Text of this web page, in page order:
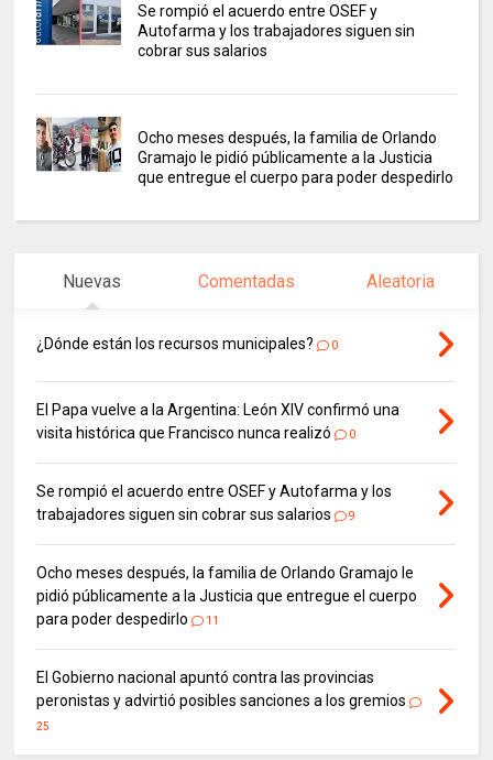
Se rompió el acuerdo entre OSEF y
Autofarma y los trabajadores siguen sin
cobrar sus salarios
Ocho meses después, la familia de Orlando
Gramajo le pidió públicamente a la Justicia
que entregue el cuerpo para poder despedirlo
Nuevas Comentadas Aleatoria
¿Dónde están los recursos municipales? 0
El Papa vuelve a la Argentina: León XIV confirmó una
visita histórica que Francisco nunca realizó
0
Se rompió el acuerdo entre OSEF y Autofarma y los
trabajadores siguen sin cobrar sus salarios
9
Ocho meses después, la familia de Orlando Gramajo le
pidió públicamente a la Justicia que entregue el cuerpo
para poder despedirlo
11
El Gobierno nacional apuntó contra las provincias
peronistas y advirtió posibles sanciones a los gremios
25